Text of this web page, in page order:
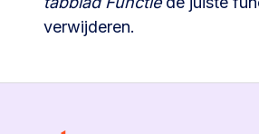
verwijderen.